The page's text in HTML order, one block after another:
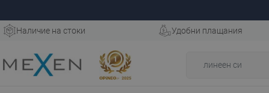
Наличие на стоки Удобни плащания